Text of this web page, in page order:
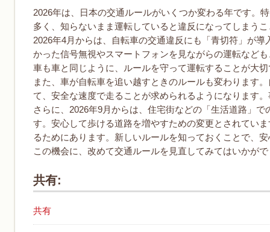
2026年は、日本の交通ルールがいくつか変わる年です。
多く、知らないまま運転していると違反になってしまう
2026年4月からは、自転車の交通違反にも「青切符」が
かった信号無視やスマートフォンを見ながらの運転など
車も車と同じように、ルールを守って運転することが大
また、車が自転車を追い越すときのルールも変わります
て、安全な速度で走ることが求められるようになります
さらに、2026年9月からは、住宅街などの「生活道路」
す。安心して歩ける道路を増やすための変更とされてい
るためにあります。新しいルールを知っておくことで、
この機会に、改めて交通ルールを見直してみてはいかが
共有:
共有